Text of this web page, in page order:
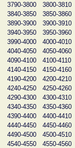
3790-3800
3800-3810
3840-3850
3850-3860
3890-3900
3900-3910
3940-3950
3950-3960
3990-4000
4000-4010
4040-4050
4050-4060
4090-4100
4100-4110
4140-4150
4150-4160
4190-4200
4200-4210
4240-4250
4250-4260
4290-4300
4300-4310
4340-4350
4350-4360
4390-4400
4400-4410
4440-4450
4450-4460
4490-4500
4500-4510
4540-4550
4550-4560